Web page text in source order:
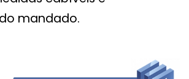
mandado.